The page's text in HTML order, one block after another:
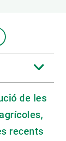
de les
recents